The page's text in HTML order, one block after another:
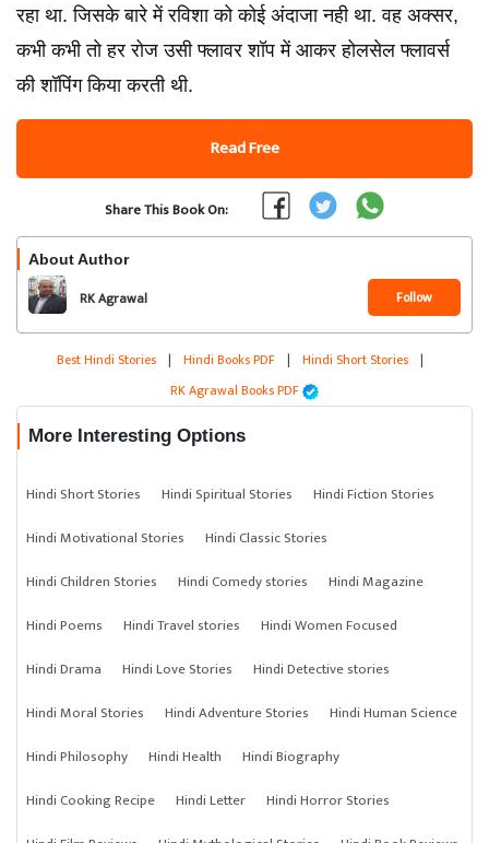
रहा था. जिसके बारे में रविशा को कोई अंदाजा नही था. वह अक्सर,
कभी कभी तो हर रोज उसी फ्लावर शॉप में आकर होलसेल फ्लावर्स
की शॉपिंग किया करती थी.
Read Free
Share This Book On:
About Author
RK Agrawal Follow
Best Hindi Stories | Hindi Books PDF | Hindi Short Stories |
RK Agrawal Books PDF
More Interesting Options
Hindi Short Stories Hindi Spiritual Stories
Hindi Fiction Stories
Hindi Motivational Stories
Hindi Classic Stories
Hindi Children Stories
Hindi Comedy stories
Hindi Magazine
Hindi Poems
Hindi Travel stories
Hindi Women Focused
Hindi Drama
Hindi Love Stories
Hindi Detective stories
Hindi Moral Stories
Hindi Adventure Stories
Hindi Human Science
Hindi Philosophy
Hindi Health
Hindi Biography
Hindi Cooking Recipe
Hindi Letter
Hindi Horror Stories